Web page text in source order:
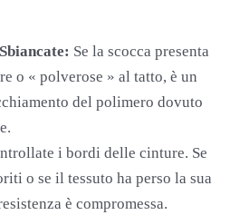
Se la scocca presenta
o « polverose » al tatto, è un
del polimero dovuto
i bordi delle cinture. Se
o se il tessuto ha perso la sua
è compromessa.